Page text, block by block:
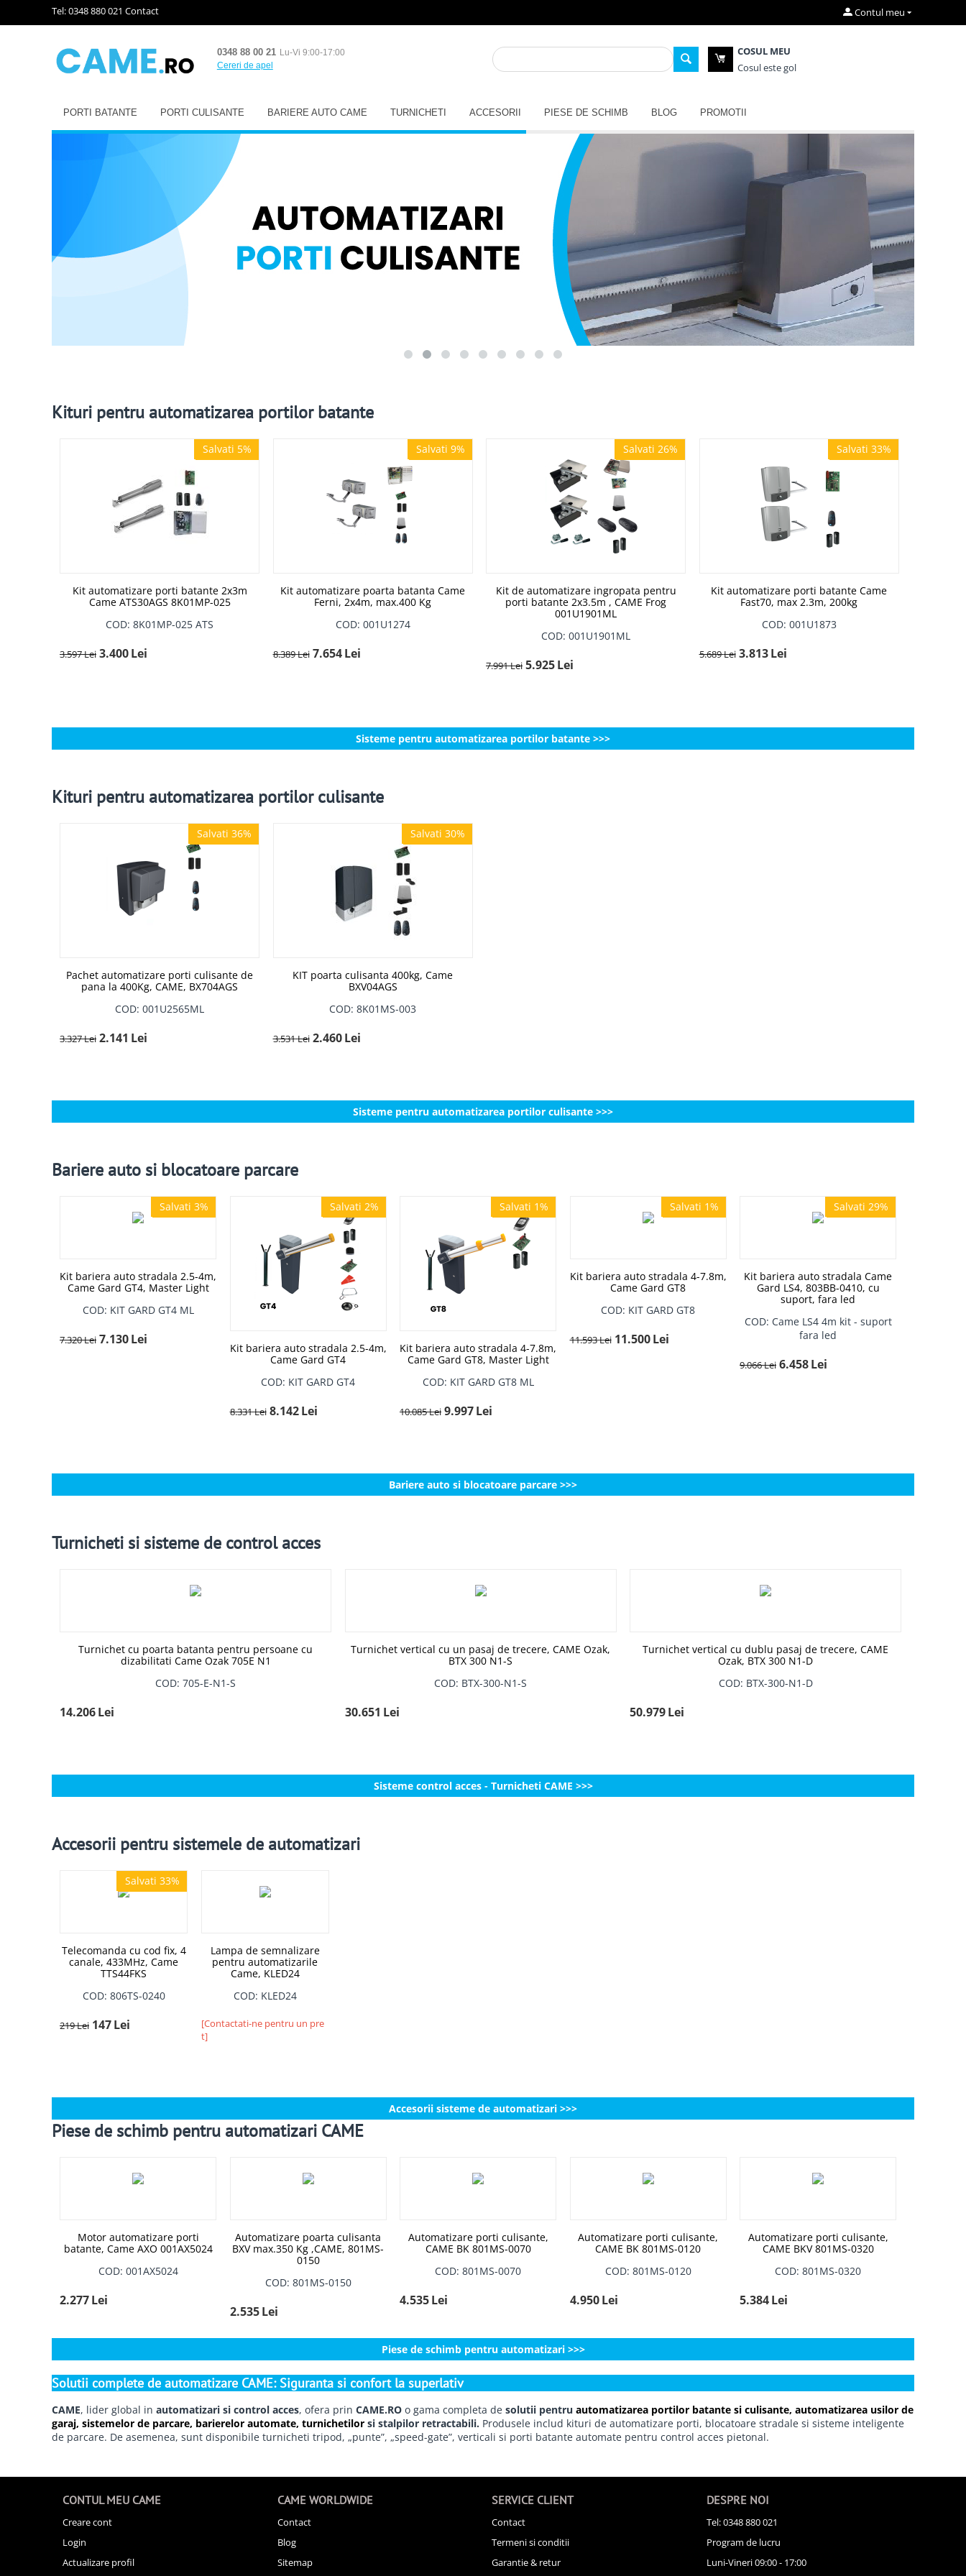
Tel: 0348 880 021 Contact Contul meu
0348 88 00 21 Lu-Vi 9:00-17:00
Cereri de apel
COSUL MEU
Cosul este gol
PORTI BATANTE PORTI CULISANTE BARIERE AUTO CAME TURNICHETI ACCESORII PIESE DE SCHIMB BLOG PROMOTII
Kituri pentru automatizarea portilor batante
Salvati 5%
Salvati 5%
Kit automatizare porti batante 2x3m
Came ATS30AGS 8K01MP-025
COD: 8K01MP-025 ATS
3.597Lei 3.400Lei
Salvati 9%
Salvati 9%
Kit automatizare poarta batanta Came
Ferni, 2x4m, max.400 Kg
COD: 001U1274
8.389Lei 7.654 Lei
Salvati 26%
Salvati 26%
Kit de automatizare ingropata pentru
porti batante 2x3.5m , CAME Frog
001U1901ML
COD: 001U1901ML
7.991Lei 5.925Lei
Salvati 33%
Salvati 33%
Kit automatizare porti batante Came
Fast70, max 2.3m, 200kg
COD: 001U1873
5.689Lei 3.813 Lei
Sisteme pentru automatizarea portilor batante >>>
Kituri pentru automatizarea portilor culisante
Salvati 36%
Salvati 36%
Pachet automatizare porti culisante de
pana la 400Kg, CAME, BX704AGS
COD: 001U2565ML
3.327Lei 2.141 Lei
Salvati 30%
Salvati 30%
KIT poarta culisanta 400kg, Came
BXV04AGS
COD: 8K01MS-003
3.531Lei 2.460 Lei
Sisteme pentru automatizarea portilor culisante >>>
Bariere auto si blocatoare parcare
Salvati 3%
Salvati 3%
Kit bariera auto stradala 2.5-4m,
Came Gard GT4, Master Light
COD: KIT GARD GT4 ML
7.320Lei 7.130Lei
Salvati 2%
Salvati 2%
Kit bariera auto stradala 2.5-4m,
Came Gard GT4
COD: KIT GARD GT4
8.331Lei 8.142 Lei
Salvati 1%
Salvati 1%
Kit bariera auto stradala 4-7.8m,
Came Gard GT8, Master Light
COD: KIT GARD GT8 ML
10.085Lei 9.997Lei
Salvati 1%
Salvati 1%
Kit bariera auto stradala 4-7.8m,
Came Gard GT8
COD: KIT GARD GT8
11.593Lei 11.500 Lei
Salvati 29%
Salvati 29%
Kit bariera auto stradala Came
Gard LS4, 803BB-0410, cu
suport, fara led
COD: Came LS4 4m kit - suport
fara led
9.066Lei 6.458Lei
Bariere auto si blocatoare parcare >>>
Turnicheti si sisteme de control acces
Turnichet cu poarta batanta pentru persoane cu
dizabilitati Came Ozak 705E N1
COD: 705-E-N1-S
14.206Lei
Turnichet vertical cu un pasaj de trecere, CAME Ozak,
BTX 300 N1-S
COD: BTX-300-N1-S
30.651 Lei
Turnichet vertical cu dublu pasaj de trecere, CAME
Ozak, BTX 300 N1-D
COD: BTX-300-N1-D
50.979Lei
Sisteme control acces - Turnicheti CAME >>>
Accesorii pentru sistemele de automatizari
Salvati 33%
Salvati 33%
Telecomanda cu cod fix, 4
canale, 433MHz, Came
TTS44FKS
COD: 806TS-0240
219Lei 147Lei
Lampa de semnalizare
pentru automatizarile
Came, KLED24
COD: KLED24
[Contactati-ne pentru un pre
t]
Accesorii sisteme de automatizari >>>
Piese de schimb pentru automatizari CAME
Motor automatizare porti
batante, Came AXO 001AX5024
COD: 001AX5024
2.277Lei
Automatizare poarta culisanta
BXV max.350 Kg ,CAME, 801MS-
0150
COD: 801MS-0150
2.535 Lei
Automatizare porti culisante,
CAME BK 801MS-0070
COD: 801MS-0070
4.535Lei
Automatizare porti culisante,
CAME BK 801MS-0120
COD: 801MS-0120
4.950 Lei
Automatizare porti culisante,
CAME BKV 801MS-0320
COD: 801MS-0320
5.384Lei
Piese de schimb pentru automatizari >>>
Solutii complete de automatizare CAME: Siguranta si confort la superlativ
CAME, lider global in automatizari si control acces, ofera prin CAME.RO o gama completa de solutii pentru automatizarea portilor batante si culisante, automatizarea usilor de
garaj, sistemelor de parcare, barierelor automate, turnichetilor si stalpilor retractabili. Produsele includ kituri de automatizare porti, blocatoare stradale si sisteme inteligente
de parcare. De asemenea, sunt disponibile turnicheti tripod, „punte”, „speed-gate”, verticali si porti batante automate pentru control acces pietonal.
CONTUL MEU CAME
Creare cont
Login
Actualizare profil
CAME WORLDWIDE
Contact
Blog
Sitemap
SERVICE CLIENT
Contact
Termeni si conditii
Garantie & retur
DESPRE NOI
Tel: 0348 880 021
Program de lucru
Luni-Vineri 09:00 - 17:00